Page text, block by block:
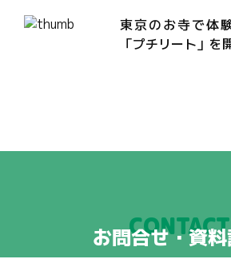
東京のお寺で体
「プチリート」を
CONTACT
お問合せ・資